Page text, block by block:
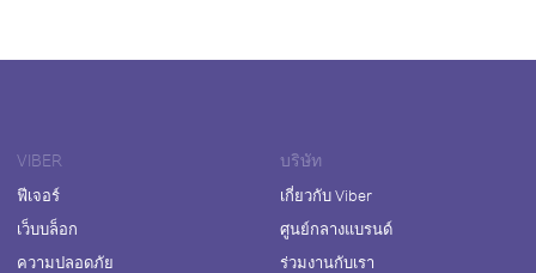
VIBER
ฟีเจอร์
เว็บบล็อก
ความปลอดภัย
บริษัท
เกี่ยวกับ Viber
ศูนย์กลางแบรนด์
ร่วมงานกับเรา